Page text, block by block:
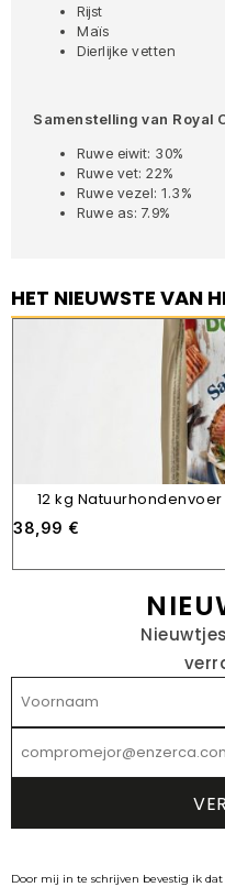
Rijst
Maïs
Dierlijke vetten
Samenstelling van Royal
Ruwe eiwit: 30%
Ruwe vet: 22%
Ruwe vezel: 1.3%
Ruwe as: 7.9%
HET NIEUWSTE VAN
12 kg
38,99 €
Door mij in te schrijven bevestig ik